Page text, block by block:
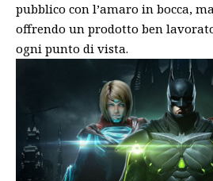
pubblico con l’amaro in bocca,
offrendo un prodotto ben
ogni punto di vista.